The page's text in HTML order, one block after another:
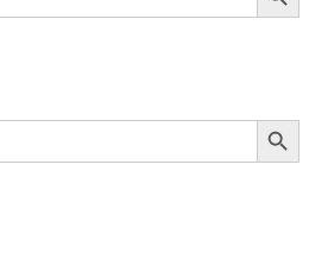
Search Button